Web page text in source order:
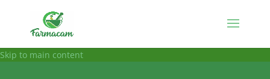
Skip to main content